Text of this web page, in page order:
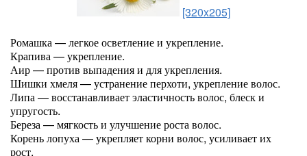
[320x205]
Ромашка — легкое осветление и укрепление.
Крапива — укрепление.
Аир — против выпадения и для укрепления.
Шишки хмеля — устранение перхоти, укрепление волос.
Липа — восстанавливает эластичность волос, блеск и
упругость.
Береза — мягкость и улучшение роста волос.
Корень лопуха — укрепляет корни волос, усиливает их
рост.